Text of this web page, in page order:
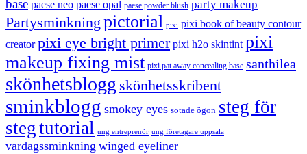
base paese neo paese opal paese powder blush party makeup
Partysminkning pictorial pixi pixi book of beauty contour
creator pixi eye bright primer pixi h2o skintint pixi
makeup fixing mist pixi pat away concealing base santhilea
skönhetsblogg skönhetsskribent
sminkblogg smokey eyes sotade ögon steg för
stegtutorial ung entreprenör ung företagare uppsala
vardagssminkning winged eyeliner